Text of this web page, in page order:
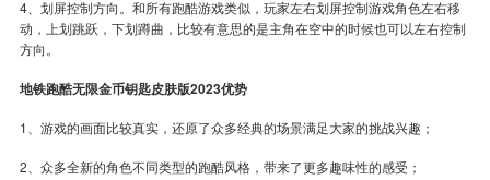
4、划屏控制方向。和所有跑酷游戏类似，玩家左右划屏控制游戏角色左右移
动，上划跳跃，下划蹲曲，比较有意思的是主角在空中的时候也可以左右控制
方向。
地铁跑酷无限金币钥匙皮肤版2023优势
1、游戏的画面比较真实，还原了众多经典的场景满足大家的挑战兴趣；
2、众多全新的角色不同类型的跑酷风格，带来了更多趣味性的感受；